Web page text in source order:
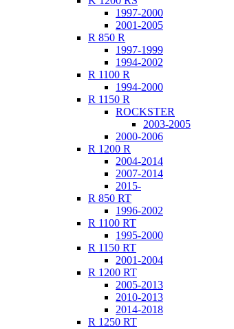
1997-2000
2001-2005
R 850 R
1997-1999
1994-2002
R 1100 R
1994-2000
R 1150 R
ROCKSTER
2003-2005
2000-2006
R 1200 R
2004-2014
2007-2014
2015-
R 850 RT
1996-2002
R 1100 RT
1995-2000
R 1150 RT
2001-2004
R 1200 RT
2005-2013
2010-2013
2014-2018
R 1250 RT